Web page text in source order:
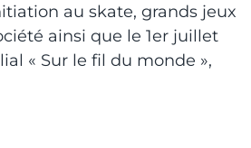
au skate, grands jeux
ainsi que le 1er juillet
« Sur le fil du monde »,